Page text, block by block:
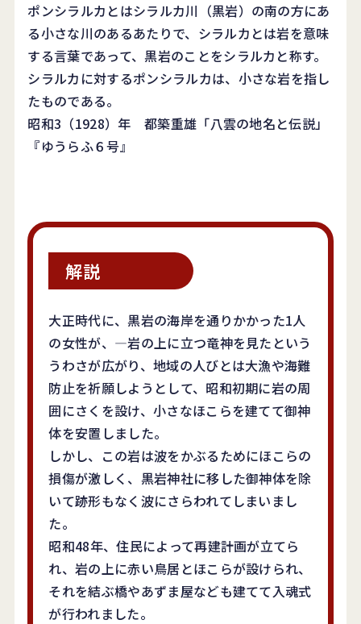
ポンシラルカとはシラルカ川（黒岩）の南の方にあ
る小さな川のあるあたりで、シラルカとは岩を意味
する言葉であって、黒岩のことをシラルカと称す。
シラルカに対するポンシラルカは、小さな岩を指し
たものである。
昭和3（1928）年 都築重雄「八雲の地名と伝説」
『ゆうらふ６号』
大正時代に、黒岩の海岸を通りかかった1人
の女性が、―岩の上に立つ竜神を見たという
うわさが広がり、地域の人びとは大漁や海難
防止を祈願しようとして、昭和初期に岩の周
囲にさくを設け、小さなほこらを建てて御神
体を安置しました。
しかし、この岩は波をかぶるためにほこらの
損傷が激しく、黒岩神社に移した御神体を除
いて跡形もなく波にさらわれてしまいまし
た。
昭和48年、住民によって再建計画が立てら
れ、岩の上に赤い鳥居とほこらが設けられ、
それを結ぶ橋やあずま屋なども建てて入魂式
が行われました。